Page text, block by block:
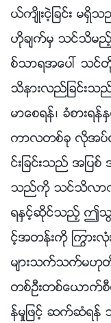
ယ္က်ိဳးငဲ့ျခင္း မရွိ
ဟိုခ်က္မွ သင္သိမည့္ေ
စ္သာရအေပၚ သင္တို
သိနားလည္ျခင္း
မာေစရန္၊ ခံစားရ
ကာလတစ္ခု လိုအပ္ေ
င္းျခင္းသည္ အျပ
သည္ကို သင္သိလာလိ
ရႏွင့္ဆိုင္သည့္ ဤသ
င့္အတန္းကို ႂကြား
မ်ားသက္သက္မဟု
တစ္ဦးတစ္ေယာက္စီ
န္မႈျဖင့္ ဆက္ဆံရန္